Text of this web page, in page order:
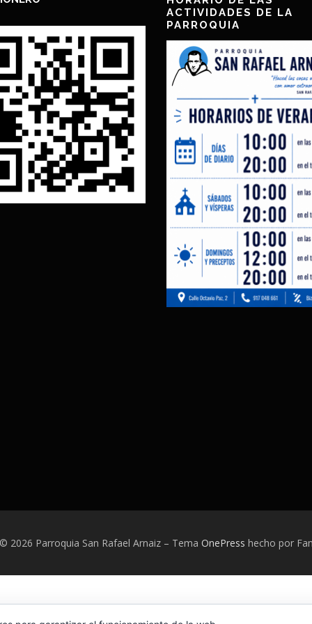
ACTIVIDADES DE LA
PARROQUIA
2026 Parroquia San Rafael Arnaiz – Tema OnePress hecho por